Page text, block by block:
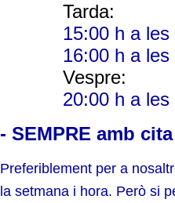
Tarda:
15:00 h a les
16:00 h a les
Vespre:
20:00 h a les
- SEMPRE amb
Preferiblement per a
la setmana i hora. Però si